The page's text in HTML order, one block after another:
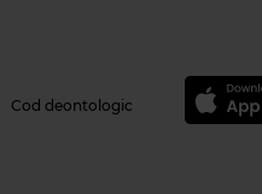
Cod deontologic